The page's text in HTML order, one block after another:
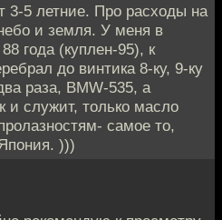
5 летние. Про расходы на
и земля. У меня в
года (куплен-95), к
до винтика 8-ку, 9-ку
раза, BMW-535, а
и служит, только масло
самое то,
)))